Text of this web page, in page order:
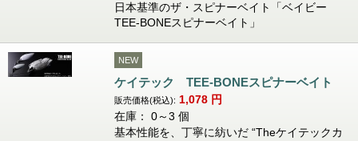
日本基準のザ・スピナーベイト「ベイビー
TEE-BONEスピナーベイト」
NEW
ケイテック TEE-BONEスピナーベイト
販売価格(税込): 1,078 円
在庫： 0～3 個
基本性能を、丁寧に紡いだ “Theケイテックカ